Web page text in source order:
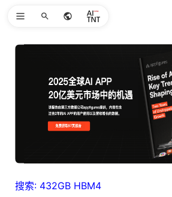
搜索: 432GB HBM4